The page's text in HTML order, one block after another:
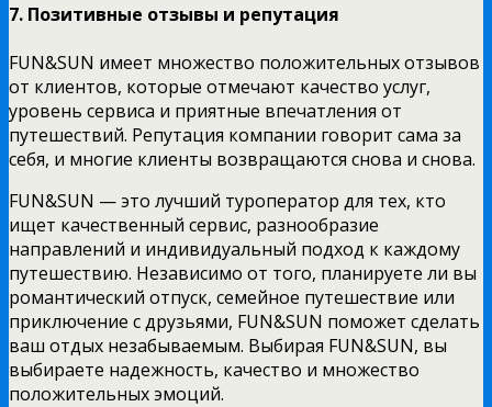
7. Позитивные отзывы и репутация
FUN&SUN имеет множество положительных отзывов
от клиентов, которые отмечают качество услуг,
уровень сервиса и приятные впечатления от
путешествий. Репутация компании говорит сама за
себя, и многие клиенты возвращаются снова и снова.
FUN&SUN — это лучший туроператор для тех, кто
ищет качественный сервис, разнообразие
направлений и индивидуальный подход к каждому
путешествию. Независимо от того, планируете ли вы
романтический отпуск, семейное путешествие или
приключение с друзьями, FUN&SUN поможет сделать
ваш отдых незабываемым. Выбирая FUN&SUN, вы
выбираете надежность, качество и множество
положительных эмоций.